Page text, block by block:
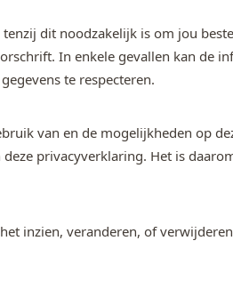
dit noodzakelijk is om jou
In enkele gevallen kan de
te respecteren.
van en de mogelijkheden op
privacyverklaring. Het is
inzien, veranderen, of